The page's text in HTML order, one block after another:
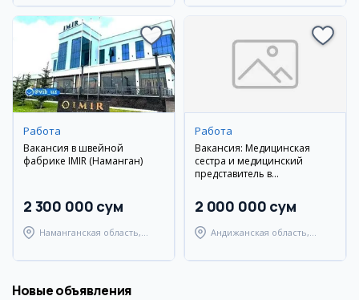
Работа
Вакансия в швейной
фабрике IMIR (Наманган)
2 300 000 сум
Наманганская область,
Работа
Вакансия: Медицинская
сестра и медицинский
представитель в
2 000 000 сум
Андижанская область,
Новые объявления